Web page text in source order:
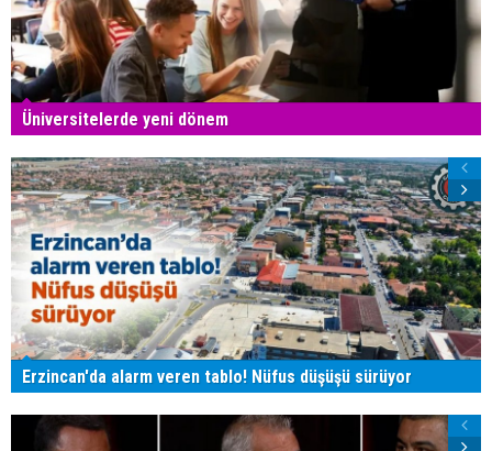
Üniversitelerde yeni dönem
Erzincan'da alarm veren tablo! Nüfus düşüşü sürüyor